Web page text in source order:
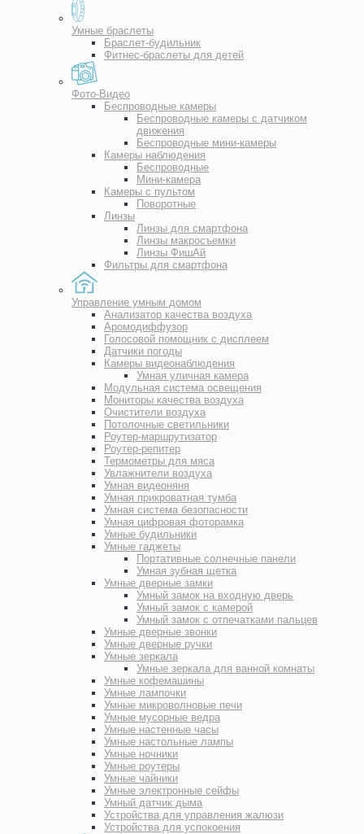
Умные браслеты
Браслет-будильник
Фитнес-браслеты для детей
Фото-Видео
Беспроводные камеры
Беспроводные камеры с датчиком
движения
Беспроводные мини-камеры
Камеры наблюдения
Беспроводные
Мини-камера
Камеры с пультом
Поворотные
Линзы
Линзы для смартфона
Линзы макросъемки
Линзы ФишАй
Фильтры для смартфона
Управление умным домом
Анализатор качества воздуха
Аромодиффузор
Голосовой помощник с дисплеем
Датчики погоды
Камеры видеонаблюдения
Умная уличная камера
Модульная система освещения
Мониторы качества воздуха
Очистители воздуха
Потолочные светильники
Роутер-маршрутизатор
Роутер-репитер
Термометры для мяса
Увлажнители воздуха
Умная видеоняня
Умная прикроватная тумба
Умная система безопасности
Умная цифровая фоторамка
Умные будильники
Умные гаджеты
Портативные солнечные панели
Умная зубная щетка
Умные дверные замки
Умный замок на входную дверь
Умный замок с камерой
Умный замок с отпечатками пальцев
Умные дверные звонки
Умные дверные ручки
Умные зеркала
Умные зеркала для ванной комнаты
Умные кофемашины
Умные лампочки
Умные микроволновые печи
Умные мусорные ведра
Умные настенные часы
Умные настольные лампы
Умные ночники
Умные роутеры
Умные чайники
Умные электронные сейфы
Умный датчик дыма
Устройства для управления жалюзи
Устройства для успокоения